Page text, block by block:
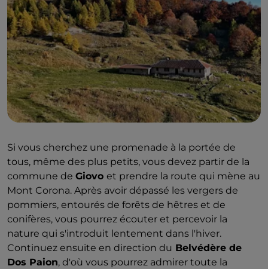
Si vous cherchez une promenade à la portée de
tous, même des plus petits, vous devez partir de la
commune de Giovo et prendre la route qui mène au
Mont Corona. Après avoir dépassé les vergers de
pommiers, entourés de forêts de hêtres et de
conifères, vous pourrez écouter et percevoir la
nature qui s'introduit lentement dans l'hiver.
Continuez ensuite en direction du Belvédère de
Dos Paion, d'où vous pourrez admirer toute la